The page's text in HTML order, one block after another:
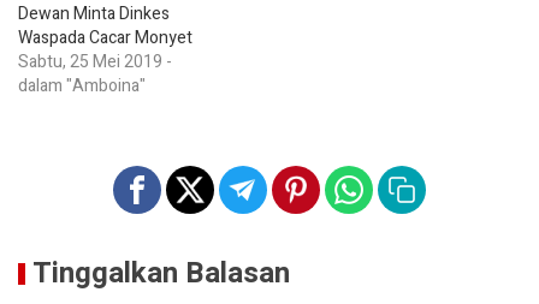
Dewan Minta Dinkes
Waspada Cacar Monyet
Sabtu, 25 Mei 2019 -
dalam "Amboina"
Tinggalkan Balasan